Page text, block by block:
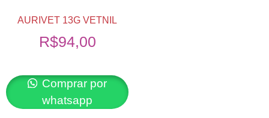
AURIVET 13G VETNIL
R$94,00
Comprar por
whatsapp